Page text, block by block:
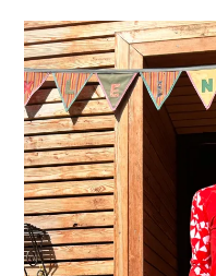
LAUF-ABC
ERGEBNISSE
LAUFTREFF HAHNHEIM
RUNNING
TRAINING